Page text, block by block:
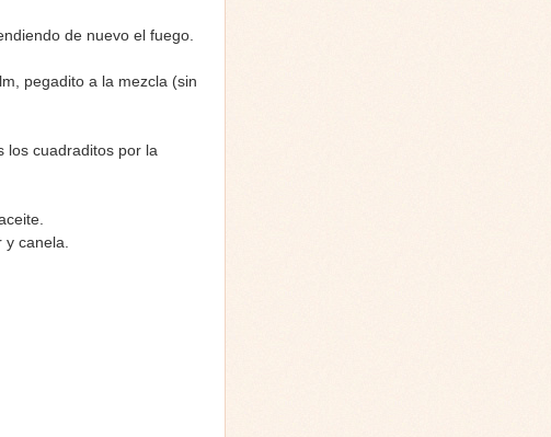
de nuevo el fuego.
pegadito a la mezcla (sin
los cuadraditos por la
y canela.